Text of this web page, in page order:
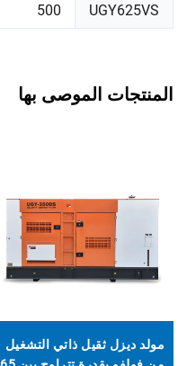
UGY625VS
500
المنتجات الموصى بها
مولد ديزل ثقيل ذاتي التشغيل